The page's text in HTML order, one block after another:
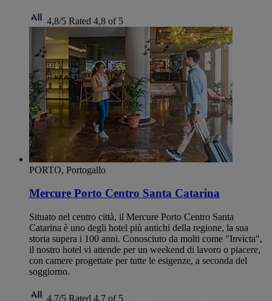
4,8/5 Rated 4,8 of 5
PORTO, Portogallo
Mercure Porto Centro Santa Catarina
Situato nel centro città, il Mercure Porto Centro Santa
Catarina è uno degli hotel più antichi della regione, la sua
storia supera i 100 anni. Conosciuto da molti come "Invicta",
il nostro hotel vi attende per un weekend di lavoro o piacere,
con camere progettate per tutte le esigenze, a seconda del
soggiorno.
4,7/5 Rated 4,7 of 5